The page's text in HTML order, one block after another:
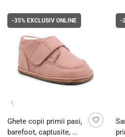
-35% EXCLUSIV ONLINE
Ghete copii primii pasi,
barefoot, captusite, ...
-